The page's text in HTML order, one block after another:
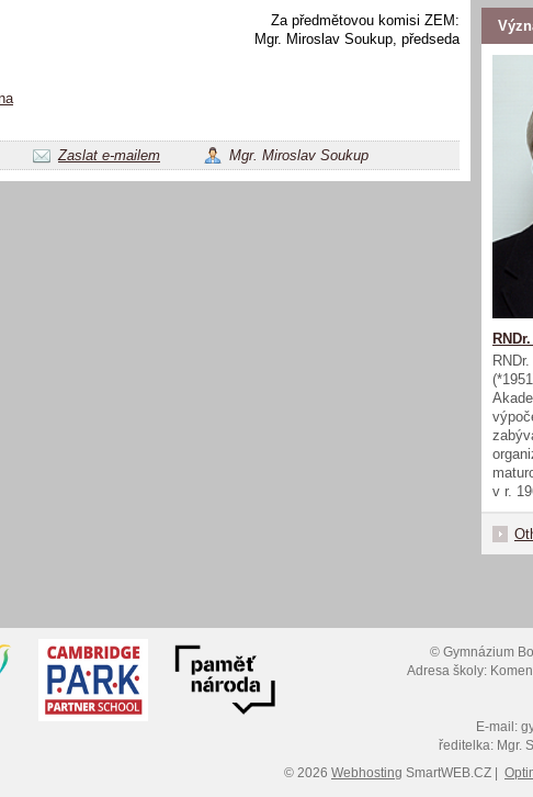
Za předmětovou komisi ZEM:
Mgr. Miroslav Soukup, předseda
Zaslat e-mailem Mgr. Miroslav Soukup
v r.
© Gymnázium
Adresa školy:
E-mail:
ředitelka: Mgr.
© 2026 Webhosting SmartWEB.CZ |